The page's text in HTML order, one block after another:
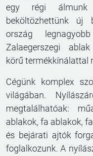
egy régi
beköltözhettünk új
ország
Zalaegerszegi
körű termékkínálattal
Cégünk komplex
világában.
megtalálhatóak:
ablakok, fa ablakok,
és bejárati ajtók
foglalkozunk. A